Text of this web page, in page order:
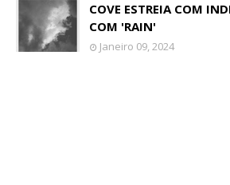
COVE ESTREIA COM
COM 'RAIN'
Janeiro 09, 2024